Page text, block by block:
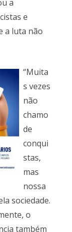
a
e
a luta não
“Muita
s vezes
não
chamo
de
conqui
stas,
mas
nossa
sociedade.
o
também